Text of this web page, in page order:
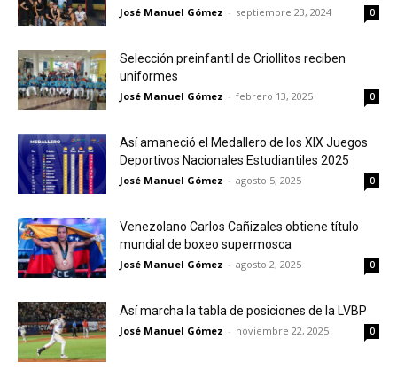
José Manuel Gómez - septiembre 23, 2024 0
Selección preinfantil de Criollitos reciben
uniformes
José Manuel Gómez - febrero 13, 2025 0
Así amaneció el Medallero de los XIX Juegos
Deportivos Nacionales Estudiantiles 2025
José Manuel Gómez - agosto 5, 2025 0
Venezolano Carlos Cañizales obtiene título
mundial de boxeo supermosca
José Manuel Gómez - agosto 2, 2025 0
Así marcha la tabla de posiciones de la LVBP
José Manuel Gómez - noviembre 22, 2025 0